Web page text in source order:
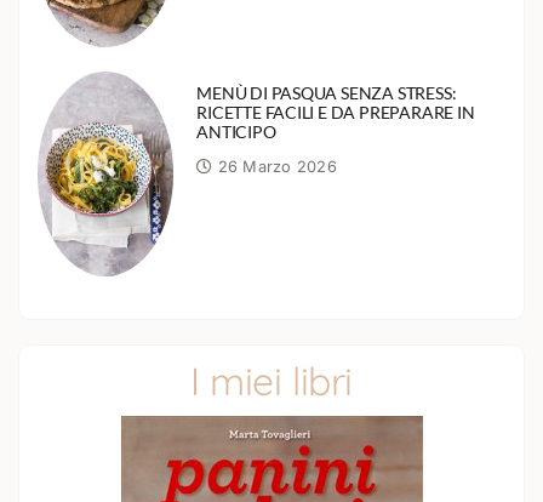
MENÙ DI PASQUA SENZA STRESS:
RICETTE FACILI E DA PREPARARE IN
ANTICIPO
26 Marzo 2026
I miei libri